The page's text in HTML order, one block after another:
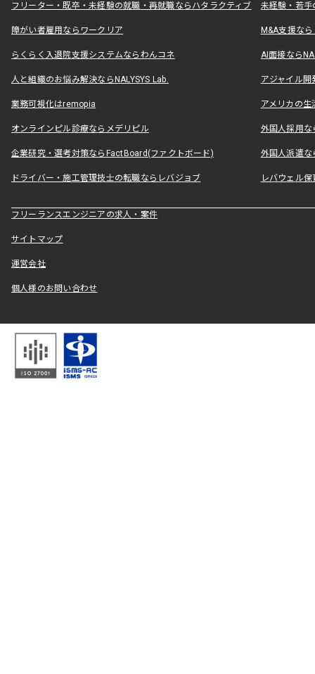
フリーター・既卒・未経験の就職・再就職ならハタラクティブ 未経験・若手
障がい者雇用ならワークリア M&A支援な
らくらく入退院支援システムならわんコネ AI面接なら
人と組織のお悩み解決ならNALYSYS Lab. アジャイル
業務可視化はremopia アメリカの
オンラインピル診療ならメデリピル 外国人採用
企業研究・選考対策ならFactBoard(ファクトボード) 外国人派遣な
ドライバー・施工管理技士の転職ならレバジョブ レバウェル
フリーランスエンジニアの求人・案件
サイトマップ
運営会社
個人様のお問い合わせ